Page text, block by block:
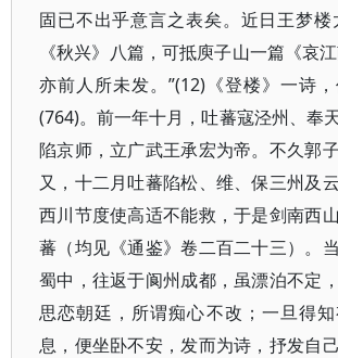
固已不出乎意言之表矣。近日王梦楼
《秋兴》八篇，可抵庾子山一篇《哀
亦前人所未发。”(12)《登楼》一诗
(764)。前一年十月，吐蕃寇泾州、奉
陷京师，立广武王承宏为帝。不久郭子
又，十二月吐蕃陷松、维、保三州及云
西川节度使高适不能救，于是剑南西
蕃（均见《通鉴》卷二百二十三）。
蜀中，往返于阆州成都，虽漂泊不定
思恋朝廷，所谓痴心不改；一旦得
息，便坐卧不安，发而为诗，抒发自